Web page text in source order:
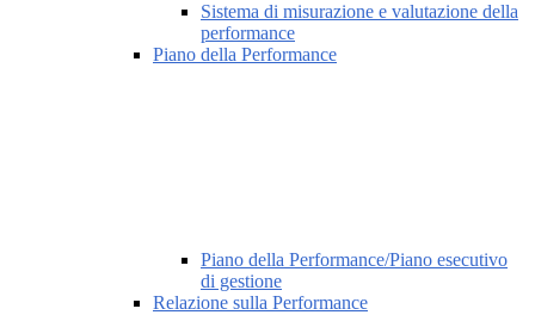
Sistema di misurazione e valutazione della
performance
Piano della Performance
Piano della Performance/Piano esecutivo
di gestione
Relazione sulla Performance